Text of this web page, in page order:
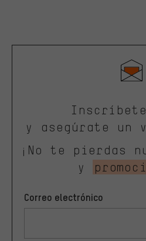
y asegúrate un
¡No te pierdas
y
Correo electrónico